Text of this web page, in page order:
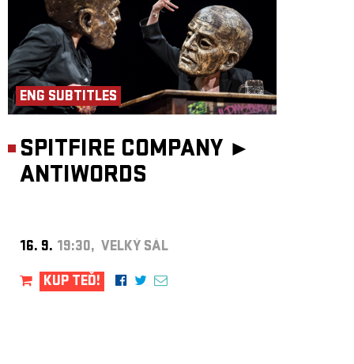
ENG SUBTITLES
SPITFIRE COMPANY ►
ANTIWORDS
16. 9. 19:30, VELKÝ SÁL
KUP TEĎ!